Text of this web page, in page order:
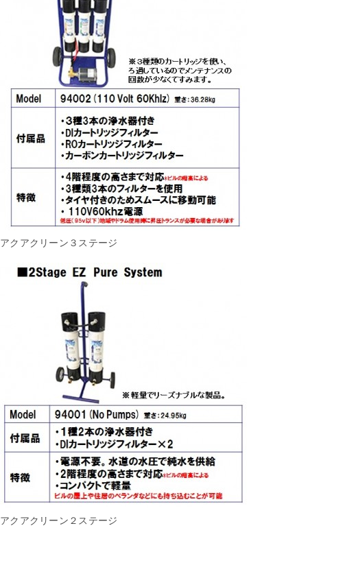
アクアクリーン３ステージ
アクアクリーン２ステージ